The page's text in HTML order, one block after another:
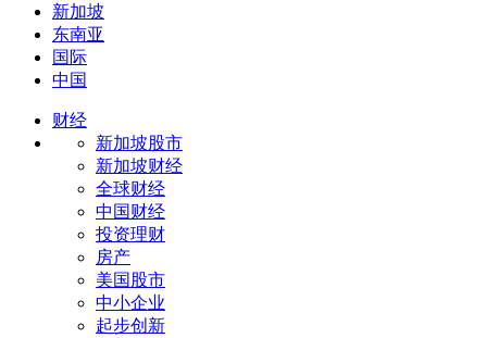
新加坡
东南亚
国际
中国
财经
新加坡股市
新加坡财经
全球财经
中国财经
投资理财
房产
美国股市
中小企业
起步创新